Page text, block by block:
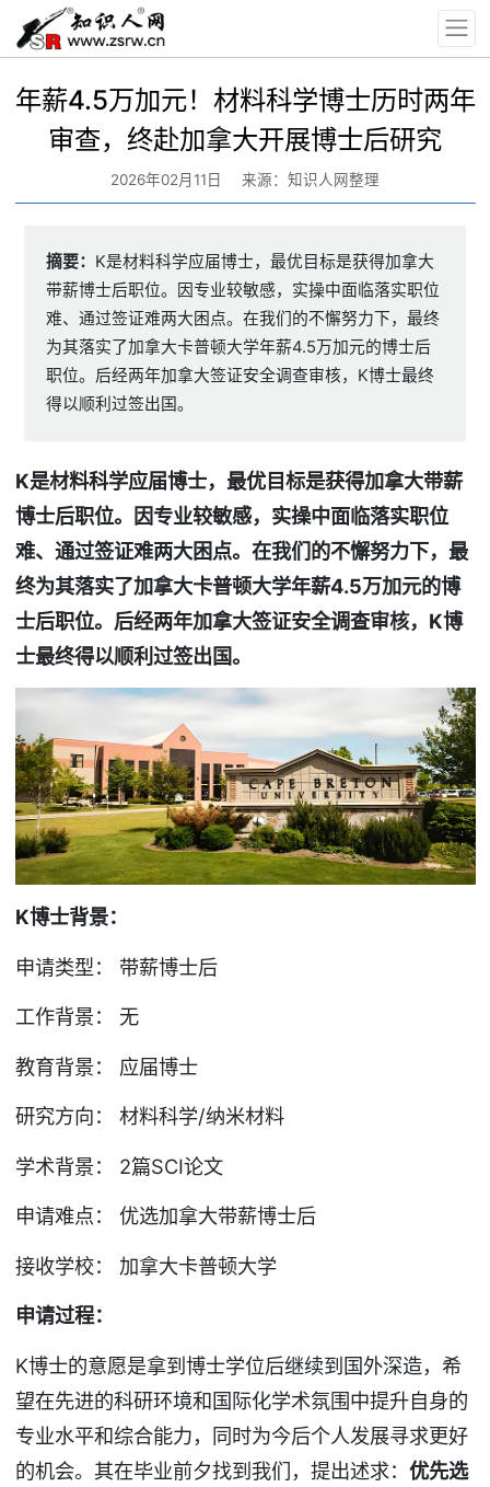
年薪4.5万加元！材料科学博士历时两年
审查，终赴加拿大开展博士后研究
2026年02月11日 来源：知识人网整理
摘要： K是材料科学应届博士，最优目标是获得加拿大
带薪博士后职位。因专业较敏感，实操中面临落实职位
难、通过签证难两大困点。在我们的不懈努力下，最终
为其落实了加拿大卡普顿大学年薪4.5万加元的博士后
职位。后经两年加拿大签证安全调查审核，K博士最终
得以顺利过签出国。
K是材料科学应届博士，最优目标是获得加拿大带薪
博士后职位。因专业较敏感，实操中面临落实职位
难、通过签证难两大困点。在我们的不懈努力下，最
终为其落实了加拿大卡普顿大学年薪4.5万加元的博
士后职位。后经两年加拿大签证安全调查审核，K博
士最终得以顺利过签出国。
K博士背景：
申请类型： 带薪博士后
工作背景： 无
教育背景： 应届博士
研究方向： 材料科学/纳米材料
学术背景： 2篇SCI论文
申请难点： 优选加拿大带薪博士后
接收学校： 加拿大卡普顿大学
申请过程：
K博士的意愿是拿到博士学位后继续到国外深造，希
望在先进的科研环境和国际化学术氛围中提升自身的
专业水平和综合能力，同时为今后个人发展寻求更好
的机会。其在毕业前夕找到我们，提出述求： 优先选